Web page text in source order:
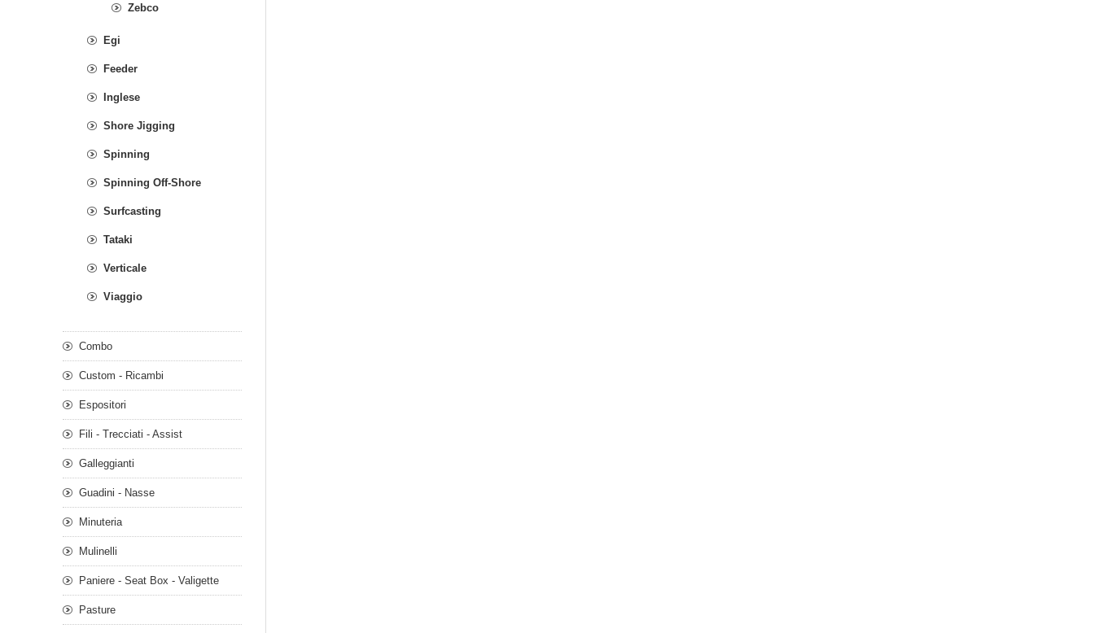
Zebco
Egi
Feeder
Inglese
Shore Jigging
Spinning
Spinning Off-Shore
Surfcasting
Tataki
Verticale
Viaggio
Combo
Custom - Ricambi
Espositori
Fili - Trecciati - Assist
Galleggianti
Guadini - Nasse
Minuteria
Mulinelli
Paniere - Seat Box - Valigette
Pasture